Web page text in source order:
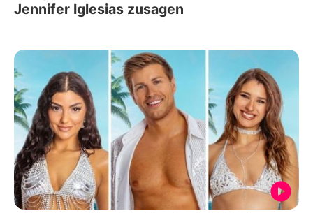
Jennifer Iglesias zusagen